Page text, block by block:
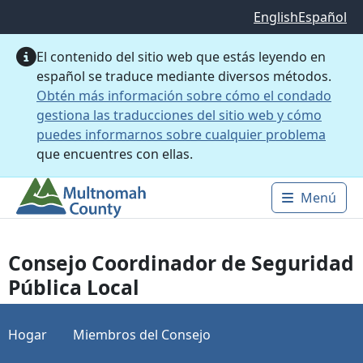
EnglishEspañol
El contenido del sitio web que estás leyendo en
español se traduce mediante diversos métodos.
Obtén más información sobre cómo el condado
gestiona las traducciones del sitio web y cómo
puedes informarnos sobre cualquier problema
que encuentres con ellas.
Main
Menú
Consejo Coordinador de Seguridad
Pública Local
Hogar Miembros del Consejo